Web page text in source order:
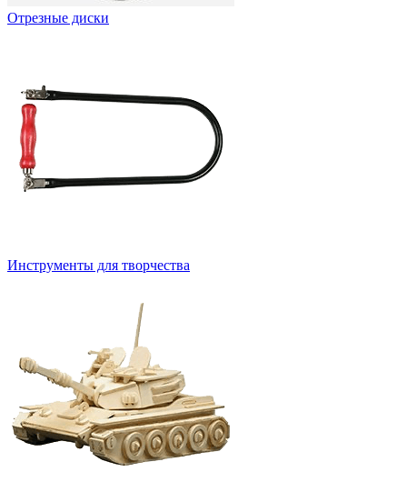
Отрезные диски
Инструменты для творчества